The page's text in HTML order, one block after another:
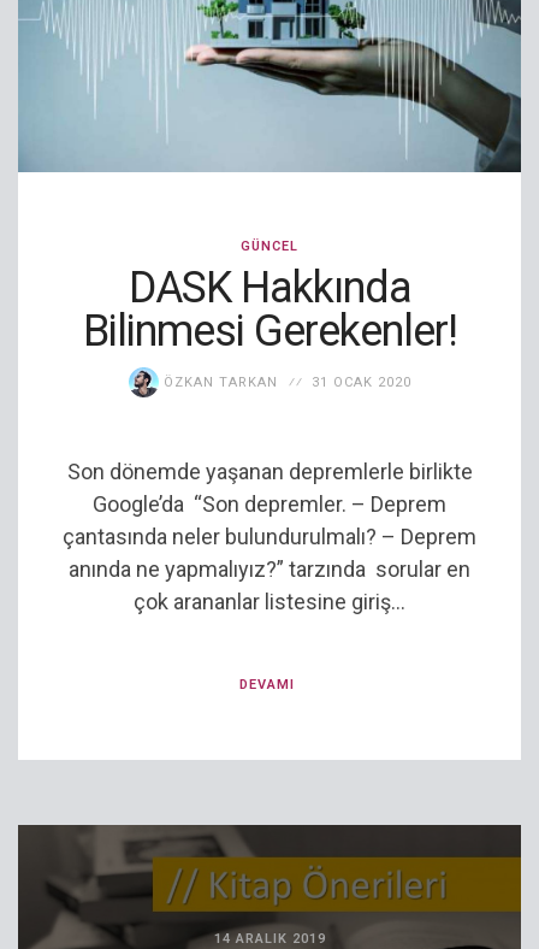
GÜNCEL
DASK Hakkında
Bilinmesi Gerekenler!
ÖZKAN TARKAN 31 OCAK 2020
Son dönemde yaşanan depremlerle birlikte
Google’da “Son depremler. – Deprem
çantasında neler bulundurulmalı? – Deprem
anında ne yapmalıyız?” tarzında sorular en
çok arananlar listesine giriş...
DEVAMI
14 ARALIK 2019